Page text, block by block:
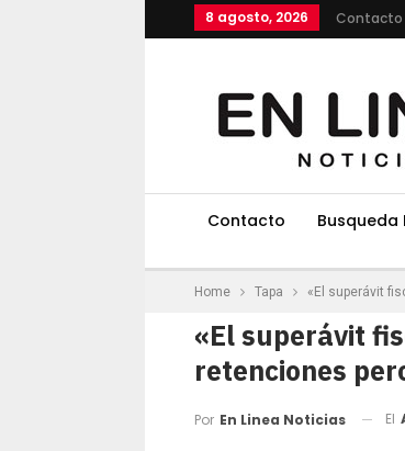
8 agosto, 2026 Contacto
Contacto Busqueda
Home Tapa «El superávit
«El superávit
retenciones
Por En Linea Noticias El